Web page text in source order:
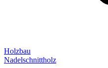
Holzbau
Nadelschnittholz